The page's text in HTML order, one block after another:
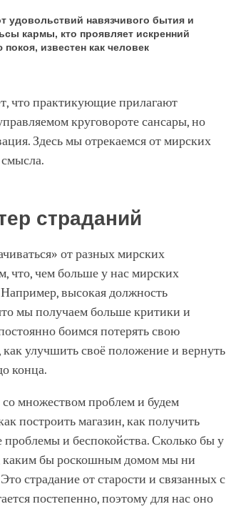
удовольствий навязчивого бытия и
кармы, кто проявляет искренний
известен как человек
что практикующие прилагают
круговороте сансары, но
Здесь мы отрекаемся от мирских
страданий
от разных мирских
что, чем больше у нас мирских
высокая должность
мы получаем больше критики и
боимся потерять свою
как улучшить своё положение и вернуть
конца.
множеством проблем и будем
построить магазин, как получить
и беспокойства. Сколько бы у
каким бы роскошным домом мы ни
страдание от старости и связанных с
постепенно, поэтому для нас оно